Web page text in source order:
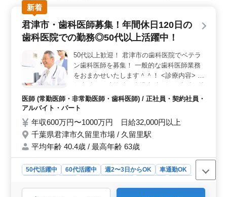
新着
君津市・歯科医師募集！年間休日120日の
歯科医院での勤務◎50代以上活躍中！
50代以上歓迎！ 君津市の歯科医院でベテラ
ン歯科医師を募集！ 一般的な歯科医師業務
をおまかせいたします＾＾！ <診療内容> 一
徴> ・50代以上歓迎 ・年間休日120日 ・車
通勤可 ・交通費全額支給 コミュニケーショ
す◎ 20代〜60代のスタッフが在籍していま
す。 皆様からのご応募お待ちしております
＾＾♪
医師 (常勤医師・非常勤医師・歯科医師) / 正社員・契約社員・
アルバイト・パート
年収600万円〜1000万円 日給32,000円以上
千葉県君津市久留里市場 / 久留里駅
平均年齢 40.4歳 / 最高年齢 63歳
50代活躍中 60代活躍中 週2〜3日からOK
車通勤OK